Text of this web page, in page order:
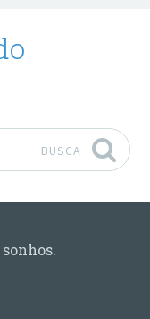
BUSCA